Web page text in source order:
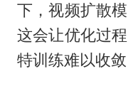
下，视频扩散
这会让优化过
特训练难以收